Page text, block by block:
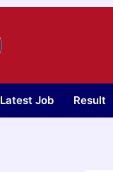
Latest Job Result